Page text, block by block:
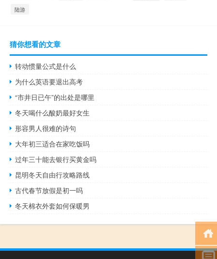
陆游
猜你想看的文章
转动惯量公式是什么
为什么英语要退出高考
“市井日已午”的出处是哪里
冬天喝什么酸奶最好女生
形容男人很难的诗句
大年初三适合在家吃饭吗
过年三十能去银行买黄金吗
昆明冬天自由行攻略路线
古代春节放假是初一吗
冬天棉衣外套如何保暖男